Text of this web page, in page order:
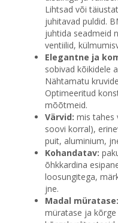
Lihtsad või
juhitavad puldid.
juhtida seadmeid
ventiilid,
Elegantne ja
sobivad kõikidele
Nähtamatu
Optimeeritud
mõõtmeid.
Värvid: mis tahes
soovi korral),
puit, aluminium,
Kohandatav:
õhkkardina
loosungitega,
jne.
Madal müratase:
müratase ja